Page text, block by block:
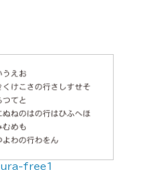
ura-free1